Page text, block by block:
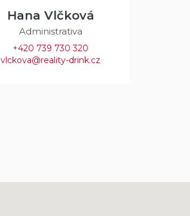
Hana Vlčková
Administrativa
+420 739 730 320
vlckova@reality-drink.cz